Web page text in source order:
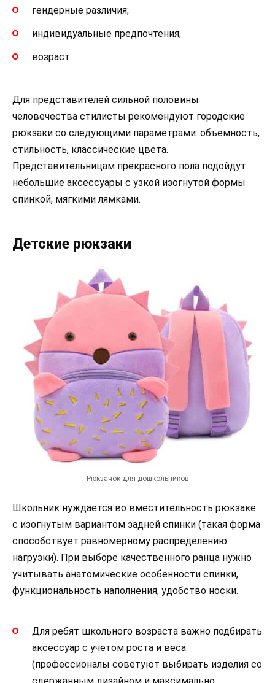
гендерные различия;
индивидуальные предпочтения;
возраст.
Для представителей сильной половины
человечества стилисты рекомендуют городские
рюкзаки со следующими параметрами: объемность,
стильность, классические цвета.
Представительницам прекрасного пола подойдут
небольшие аксессуары с узкой изогнутой формы
спинкой, мягкими лямками.
Детские рюкзаки
Рюкзачок для дошкольников
Школьник нуждается во вместительность рюкзаке
с изогнутым вариантом задней спинки (такая форма
способствует равномерному распределению
нагрузки). При выборе качественного ранца нужно
учитывать анатомические особенности спинки,
функциональность наполнения, удобство носки.
Для ребят школьного возраста важно подбирать
аксессуар с учетом роста и веса
(профессионалы советуют выбирать изделия со
сдержанным дизайном и максимально